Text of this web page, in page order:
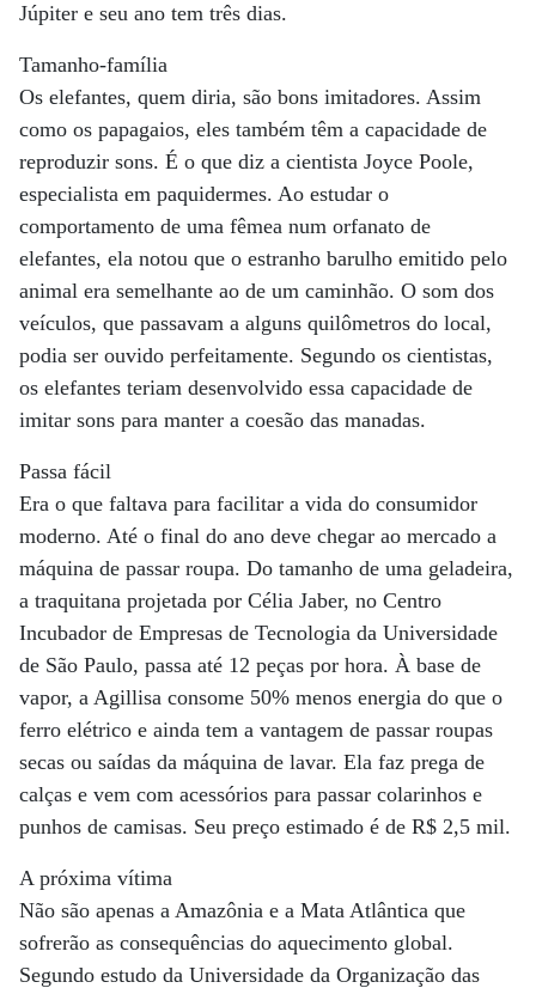
Júpiter e seu ano tem três dias.
Tamanho-família
Os elefantes, quem diria, são bons imitadores. Assim
como os papagaios, eles também têm a capacidade de
reproduzir sons. É o que diz a cientista Joyce Poole,
especialista em paquidermes. Ao estudar o
comportamento de uma fêmea num orfanato de
elefantes, ela notou que o estranho barulho emitido pelo
animal era semelhante ao de um caminhão. O som dos
veículos, que passavam a alguns quilômetros do local,
podia ser ouvido perfeitamente. Segundo os cientistas,
os elefantes teriam desenvolvido essa capacidade de
imitar sons para manter a coesão das manadas.
Passa fácil
Era o que faltava para facilitar a vida do consumidor
moderno. Até o final do ano deve chegar ao mercado a
máquina de passar roupa. Do tamanho de uma geladeira,
a traquitana projetada por Célia Jaber, no Centro
Incubador de Empresas de Tecnologia da Universidade
de São Paulo, passa até 12 peças por hora. À base de
vapor, a Agillisa consome 50% menos energia do que o
ferro elétrico e ainda tem a vantagem de passar roupas
secas ou saídas da máquina de lavar. Ela faz prega de
calças e vem com acessórios para passar colarinhos e
punhos de camisas. Seu preço estimado é de R$ 2,5 mil.
A próxima vítima
Não são apenas a Amazônia e a Mata Atlântica que
sofrerão as consequências do aquecimento global.
Segundo estudo da Universidade da Organização das